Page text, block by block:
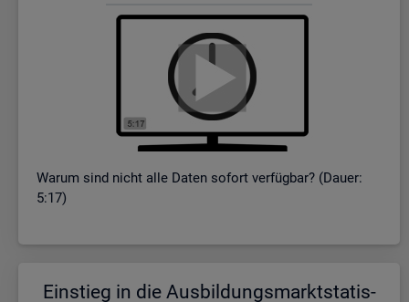
Warum sind nicht alle Daten so­fort ver­füg­bar? (Dauer:
5:17)
Ein­stieg in die Aus­bil­dungs­markt­sta­tis­